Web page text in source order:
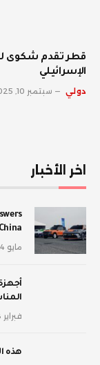
قطر تقدم شكوى
الإسرائيلي
دولي سبتمبر 10, 2025
اخر الأخبار
مايو 4, 2026
فبراير 18, 2026
‫هذه